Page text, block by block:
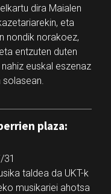
dira Maialen
eta
nondik norakoez,
entzuten duten
euskal eszenaz
solasean.
plaza:
31
taldea da UKT-k
musikariei ahotsa